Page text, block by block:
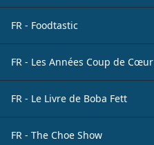
FR - Foodtastic
FR - Les Années Coup de Cœur
FR - Le Livre de Boba Fett
FR - The Choe Show